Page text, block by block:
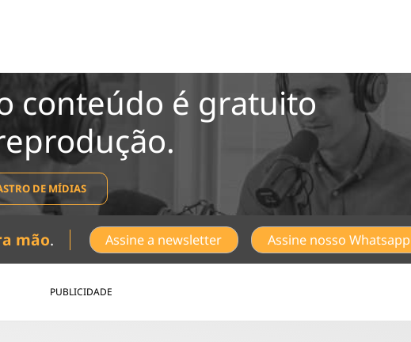
conteúdo é gratuito
DE MÍDIAS
mão. Assine a newsletter Assine nosso Whatsapp
PUBLICIDADE